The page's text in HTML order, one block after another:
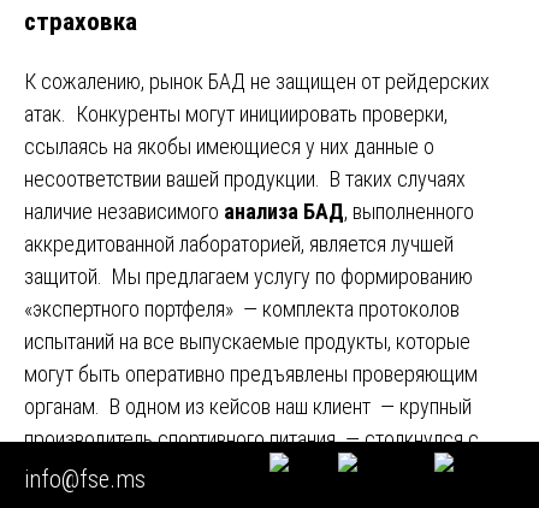
страховка
К сожалению, рынок БАД не защищен от рейдерских
атак. Конкуренты могут инициировать проверки,
ссылаясь на якобы имеющиеся у них данные о
несоответствии вашей продукции. В таких случаях
наличие независимого анализа БАД, выполненного
аккредитованной лабораторией, является лучшей
защитой. Мы предлагаем услугу по формированию
«экспертного портфеля» — комплекта протоколов
испытаний на все выпускаемые продукты, которые
могут быть оперативно предъявлены проверяющим
органам. В одном из кейсов наш клиент — крупный
производитель спортивного питания — столкнулся с
внезапной проверкой Роспотребнадзора по наводке
info@fse.ms